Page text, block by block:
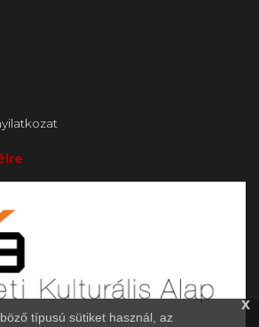
x
típusú sütiket használ, az